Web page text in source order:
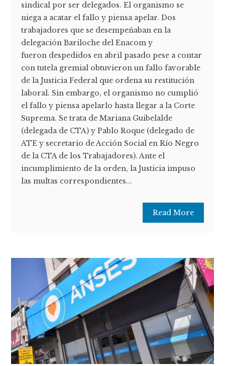
sindical por ser delegados. El organismo se
niega a acatar el fallo y piensa apelar. Dos
trabajadores que se desempeñaban en la
delegación Bariloche del Enacom y
fueron despedidos en abril pasado pese a contar
con tutela gremial obtuvieron un fallo favorable
de la Justicia Federal que ordena su restitución
laboral. Sin embargo, el organismo no cumplió
el fallo y piensa apelarlo hasta llegar a la Corte
Suprema. Se trata de Mariana Guibelalde
(delegada de CTA) y Pablo Roque (delegado de
ATE y secretario de Acción Social en Río Negro
de la CTA de los Trabajadores). Ante el
incumplimiento de la orden, la Justicia impuso
las multas correspondientes...
Read More